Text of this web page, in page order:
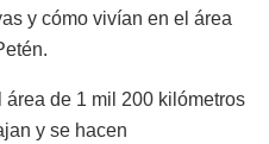
y cómo vivían en el área
de 1 mil 200 kilómetros
y se hacen